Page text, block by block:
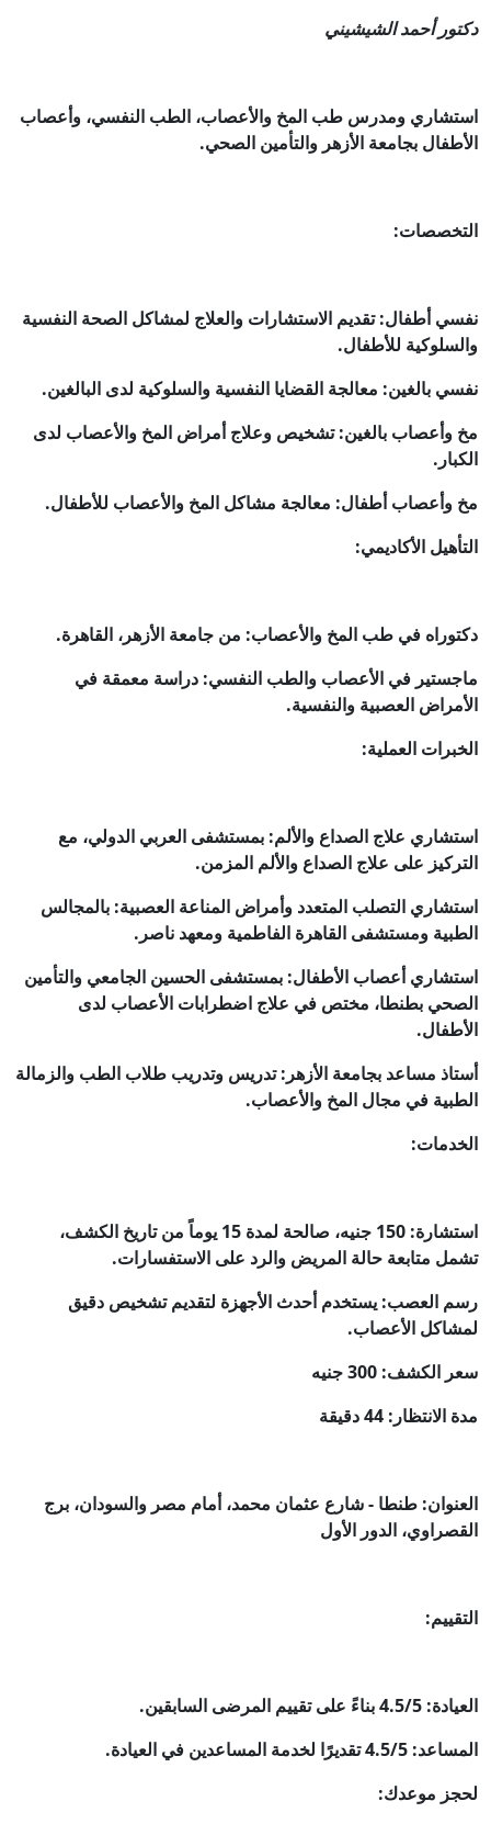
دكتور أحمد الشيشيني
استشاري ومدرس طب المخ والأعصاب، الطب النفسي، وأعصاب
الأطفال بجامعة الأزهر والتأمين الصحي.
التخصصات:
نفسي أطفال: تقديم الاستشارات والعلاج لمشاكل الصحة النفسية
والسلوكية للأطفال.
نفسي بالغين: معالجة القضايا النفسية والسلوكية لدى البالغين.
مخ وأعصاب بالغين: تشخيص وعلاج أمراض المخ والأعصاب لدى
الكبار.
مخ وأعصاب أطفال: معالجة مشاكل المخ والأعصاب للأطفال.
التأهيل الأكاديمي:
دكتوراه في طب المخ والأعصاب: من جامعة الأزهر، القاهرة.
ماجستير في الأعصاب والطب النفسي: دراسة معمقة في
الأمراض العصبية والنفسية.
الخبرات العملية:
استشاري علاج الصداع والألم: بمستشفى العربي الدولي، مع
التركيز على علاج الصداع والألم المزمن.
استشاري التصلب المتعدد وأمراض المناعة العصبية: بالمجالس
الطبية ومستشفى القاهرة الفاطمية ومعهد ناصر.
استشاري أعصاب الأطفال: بمستشفى الحسين الجامعي والتأمين
الصحي بطنطا، مختص في علاج اضطرابات الأعصاب لدى
الأطفال.
أستاذ مساعد بجامعة الأزهر: تدريس وتدريب طلاب الطب والزمالة
الطبية في مجال المخ والأعصاب.
الخدمات:
استشارة: 150 جنيه، صالحة لمدة 15 يوماً من تاريخ الكشف،
تشمل متابعة حالة المريض والرد على الاستفسارات.
رسم العصب: يستخدم أحدث الأجهزة لتقديم تشخيص دقيق
لمشاكل الأعصاب.
سعر الكشف: 300 جنيه
مدة الانتظار: 44 دقيقة
العنوان: طنطا - شارع عثمان محمد، أمام مصر والسودان، برج
القصراوي، الدور الأول
التقييم:
العيادة: 4.5/5 بناءً على تقييم المرضى السابقين.
المساعد: 4.5/5 تقديرًا لخدمة المساعدين في العيادة.
لحجز موعدك: